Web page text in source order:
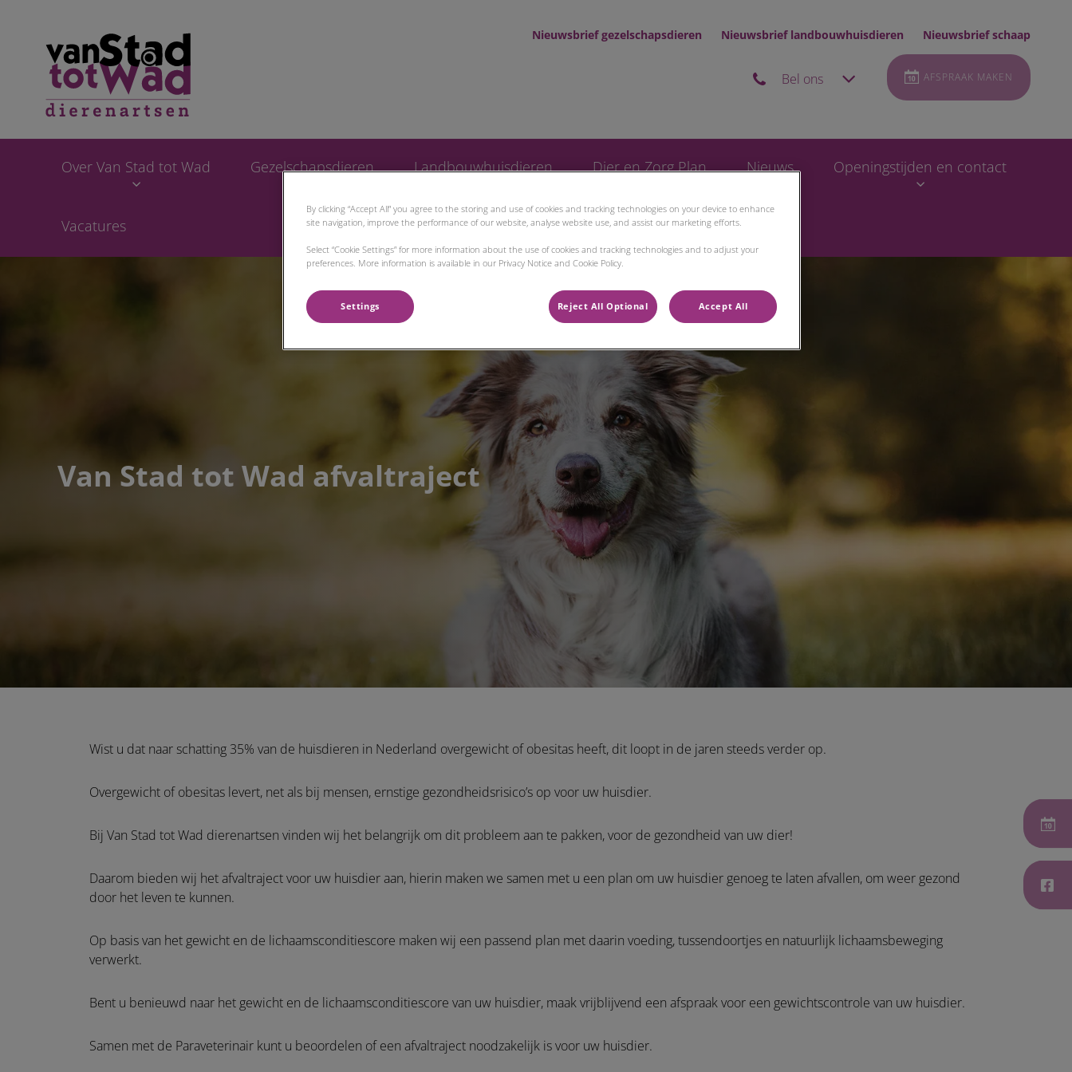
Nieuwsbrief gezelschapsdieren Nieuwsbrief landbouwhuisdieren Nieuwsbrief schaap
Bel ons AFSPRAAK MAKEN
Over Van Stad tot Wad Gezelschapsdieren Landbouwhuisdieren Dier en Zorg Plan Nieuws Openingstijden en contact
Vacatures
Van Stad tot Wad afvaltraject
Wist u dat naar schatting 35% van de huisdieren in Nederland overgewicht of obesitas heeft, dit loopt in de jaren steeds verder op.
Overgewicht of obesitas levert, net als bij mensen, ernstige gezondheidsrisico’s op voor uw huisdier.
Bij Van Stad tot Wad dierenartsen vinden wij het belangrijk om dit probleem aan te pakken, voor de gezondheid van uw dier!
Daarom bieden wij het afvaltraject voor uw huisdier aan, hierin maken we samen met u een plan om uw huisdier genoeg te laten afvallen, om weer gezond
door het leven te kunnen.
Op basis van het gewicht en de lichaamsconditiescore maken wij een passend plan met daarin voeding, tussendoortjes en natuurlijk lichaamsbeweging
verwerkt.
Bent u benieuwd naar het gewicht en de lichaamsconditiescore van uw huisdier, maak vrijblijvend een afspraak voor een gewichtscontrole van uw huisdier.
Samen met de Paraveterinair kunt u beoordelen of een afvaltraject noodzakelijk is voor uw huisdier.
By clicking “Accept All” you agree to the storing and use of cookies and tracking technologies on your device to enhance
site navigation, improve the performance of our website, analyse website use, and assist our marketing efforts.
Select “Cookie Settings” for more information about the use of cookies and tracking technologies and to adjust your
preferences. More information is available in our Privacy Notice and Cookie Policy.
Settings Reject All Optional Accept All